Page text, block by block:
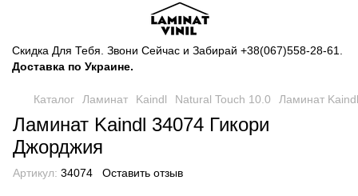
Скидка Для Тебя. Звони Сейчас и Забирай +38(067)558-28-61
Доставка по Украине.
Каталог Ламинат Kaindl Natural Touch 10.0 Ламинат
Ламинат Kaindl 34074 Гикори
Джорджия
Артикул: 34074 Оставить отзыв